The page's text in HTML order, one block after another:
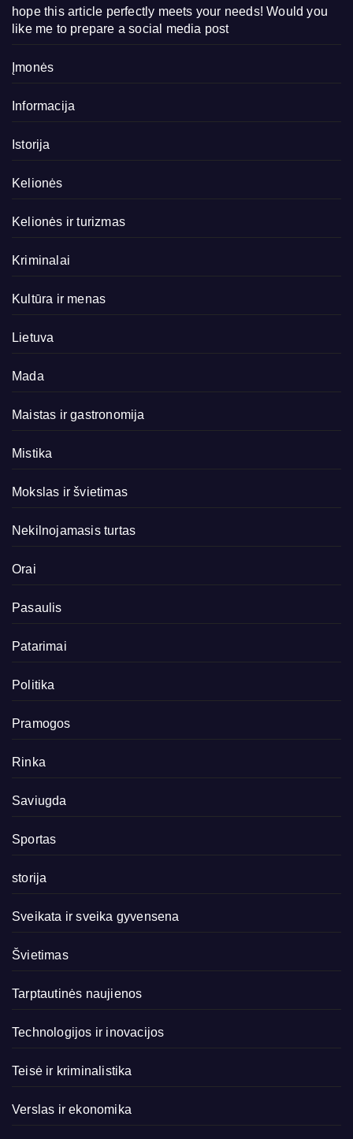
hope this article perfectly meets your needs! Would you
like me to prepare a social media post
Įmonės
Informacija
Istorija
Kelionės
Kelionės ir turizmas
Kriminalai
Kultūra ir menas
Lietuva
Mada
Maistas ir gastronomija
Mistika
Mokslas ir švietimas
Nekilnojamasis turtas
Orai
Pasaulis
Patarimai
Politika
Pramogos
Rinka
Saviugda
Sportas
storija
Sveikata ir sveika gyvensena
Švietimas
Tarptautinės naujienos
Technologijos ir inovacijos
Teisė ir kriminalistika
Verslas ir ekonomika